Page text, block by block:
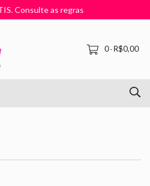
Consulte as regras
0-R$0,00